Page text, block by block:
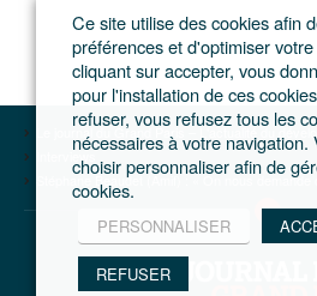
Le journal du Grand Paris – L'actualité du
Interviews
Stéphane Beaudet (Amif) : « On nous
Ce site utilise des cookies afin
préférences et d'optimiser
cliquant sur accepter, vous
pour l'installation de ces
refuser, vous refusez tous les
nécessaires à votre navigation.
choisir personnaliser afin de
cookies.
PERSONNALISER
REFUSER